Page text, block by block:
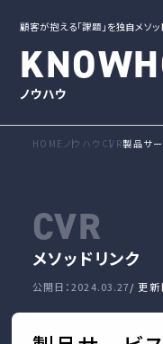
顧客が抱える「課題」を独自メソッ
ノウハウ
HOME ノウハウ CVR製品サ
CVR
メソッドリンク
公開日：2024.03.27/ 更新